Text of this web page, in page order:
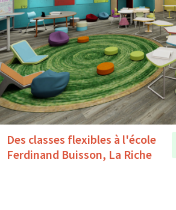
Des classes flexibles à l'école
Ferdinand Buisson, La Riche